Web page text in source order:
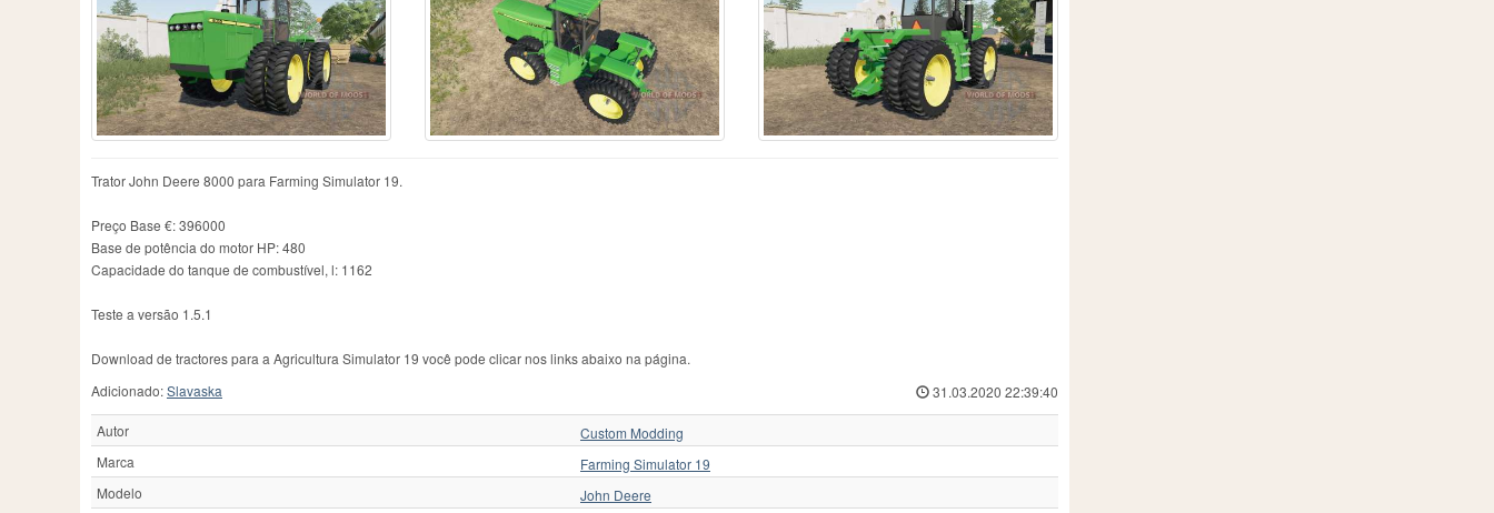
Case IH
606
Caterpillar
1
Challenger
111
Chamberlain
2
County
1
Deutz
7
Deutz-Fahr
398
Eicher
15
Fiatagri
3
Ford
53
Fortschritt
46
Guldner
13
Hanomag
5
Hatz
2
Hurlimann
21
IMT
Mercedes-Benz
70
New Hollan
1
New Holland
513
Oliver
1
Pasquali
1
PistenBully
8
Porsche-Diesel
1
Ursus C-360
Ursus C-362
1
Valmet
35
Valtr
1
Valtra
125
Valtra N154e
1
Versatile
32
ЛТЗ
19
МТЗ
557
Слобожанец
18
Трактор для Farming Simulator 19
24
Укравтозапчастина
1
ХЗТСШ
8
ХТЗ
202
Trator John Deere 8000 para Farming Simulator 19.
Preço Base €: 396000
Base de potência do motor HP: 480
Capacidade do tanque de combustível, l: 1162
Teste a versão 1.5.1
Download de tractores para a Agricultura Simulator 19 você pode clicar nos links abaixo na página.
Adicionado:Slavaska 31.03.2020 22:39:40
Autor
Custom Modding
Marca
Farming Simulator 19
Modelo
John Deere